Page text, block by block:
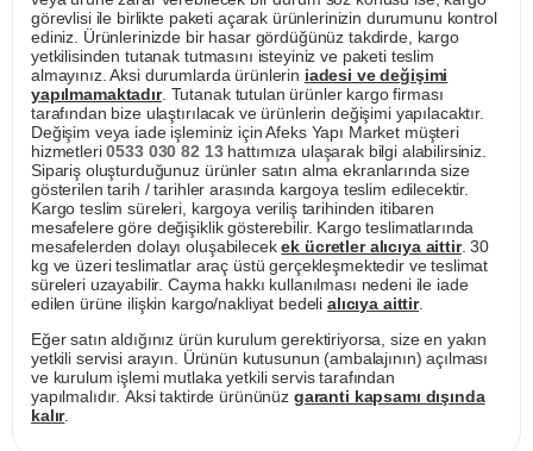
görevlisi ile birlikte paketi açarak ürünlerinizin durumunu kontrol
ediniz. Ürünlerinizde bir hasar gördüğünüz takdirde, kargo
yetkilisinden tutanak tutmasını isteyiniz ve paketi teslim
almayınız. Aksi durumlarda ürünlerin iadesi ve değişimi
yapılmamaktadır. Tutanak tutulan ürünler kargo firması
tarafından bize ulaştırılacak ve ürünlerin değişimi yapılacaktır.
Değişim veya iade işleminiz için Afeks Yapı Market müşteri
hizmetleri0533 030 82 13hattımıza ulaşarak bilgi alabilirsiniz.
Sipariş oluşturduğunuz ürünler satın alma ekranlarında size
gösterilen tarih / tarihler arasında kargoya teslim edilecektir.
Kargo teslim süreleri, kargoya veriliş tarihinden itibaren
mesafelere göre değişiklik gösterebilir. Kargo teslimatlarında
mesafelerden dolayı oluşabilecekek ücretler alıcıya aittir. 30
kg ve üzeri teslimatlar araç üstü gerçekleşmektedir ve teslimat
süreleri uzayabilir. Cayma hakkı kullanılması nedeni ile iade
edilen ürüne ilişkin kargo/nakliyat bedeli alıcıya aittir.
Eğer satın aldığınız ürün kurulum gerektiriyorsa, size en yakın
yetkili servisi arayın. Ürünün kutusunun (ambalajının) açılması
ve kurulum işlemi mutlaka yetkili servis tarafından
yapılmalıdır. Aksi taktirde ürününüz garanti kapsamı dışında
kalır.